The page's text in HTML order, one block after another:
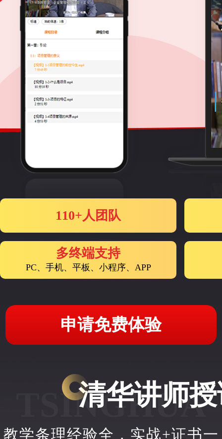
110+人团队
多终端支持
PC、手机、平板、小程序、APP
申请免费体验
清华讲师
TSINGHUA
教学条理经验全，实战+证书一